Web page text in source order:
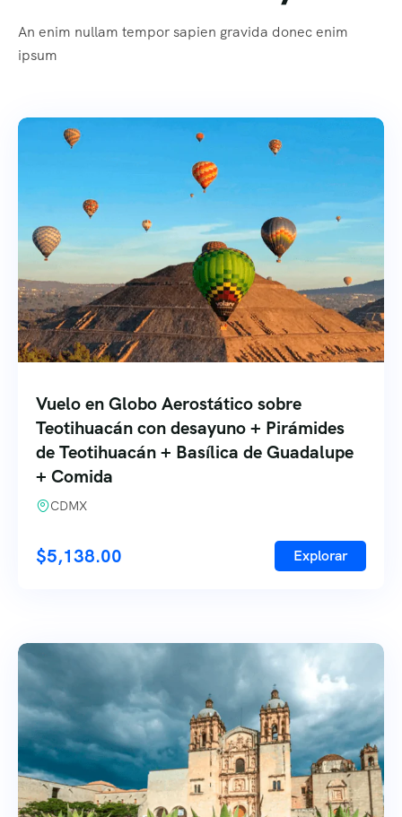
An enim nullam tempor sapien gravida donec enim
ipsum
Vuelo en Globo Aerostático sobre
Teotihuacán con desayuno + Pirámides
de Teotihuacán + Basílica de Guadalupe
+ Comida
CDMX
$5,138.00 Explorar